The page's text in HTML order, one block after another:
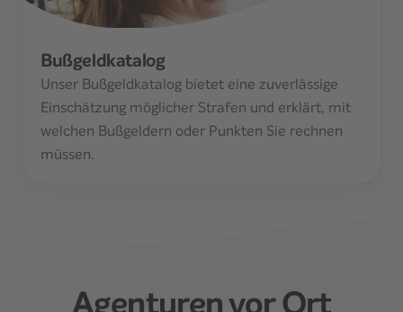
Bußgeldkatalog
Unser Bußgeldkatalog bietet eine zuverlässige
Einschätzung möglicher Strafen und erklärt, mit
welchen Bußgeldern oder Punkten Sie rechnen
müssen.